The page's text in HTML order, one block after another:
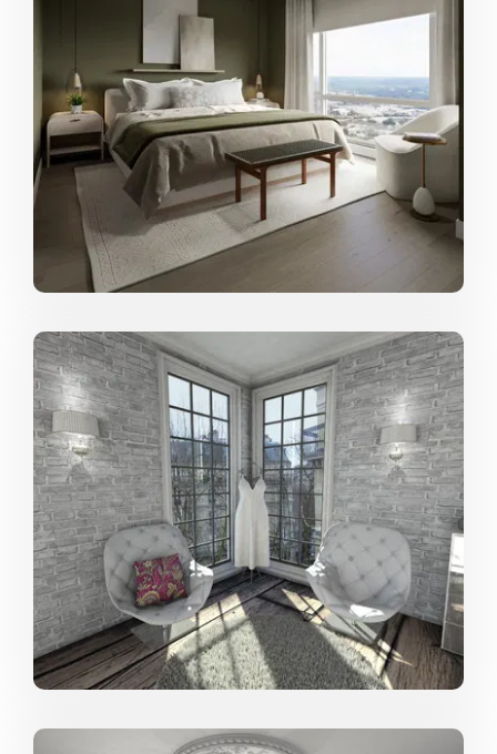
visión de diseño de mis clientes. Uno donde puedo
tomar todo lo que me han dado para describir lo que
desean en su espacio y poder expresarlo y mostrarlo
en el diseño que amarán y disfrutarán durante mucho
tiempo.